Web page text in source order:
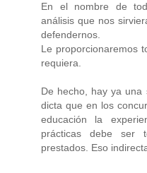
En el nombre de
análisis que nos
defendernos.
Le proporcionaremos
requiera.
De hecho, hay ya una
dicta que en los
educación la
prácticas debe ser
prestados. Eso